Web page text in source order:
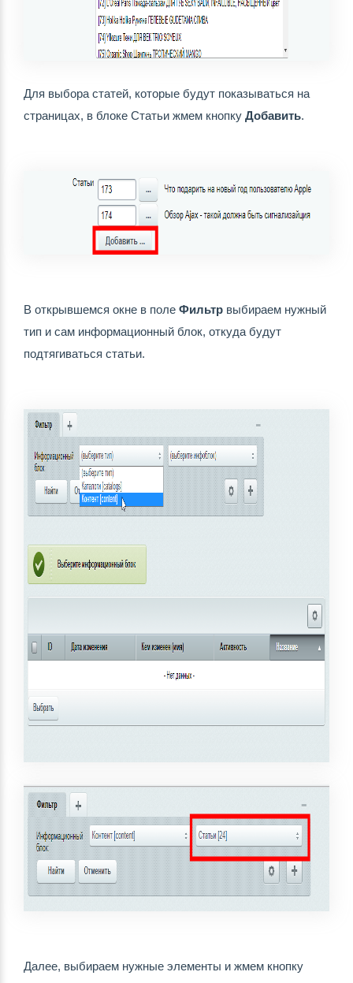
Для выбора статей, которые будут показываться на
страницах, в блоке Статьи жмем кнопку Добавить.
В открывшемся окне в поле Фильтр выбираем нужный
тип и сам информационный блок, откуда будут
подтягиваться статьи.